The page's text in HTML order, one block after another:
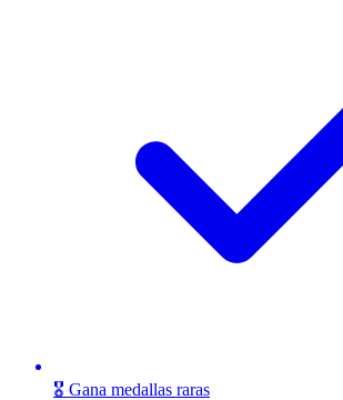
🎖️ Gana medallas raras